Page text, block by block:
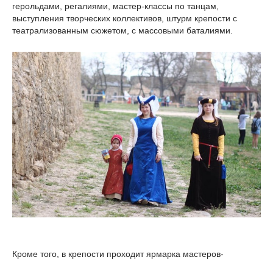
герольдами, регалиями, мастер-классы по танцам,
выступления творческих коллективов, штурм крепости с
театрализованным сюжетом, с массовыми баталиями.
Кроме того, в крепости проходит ярмарка мастеров-